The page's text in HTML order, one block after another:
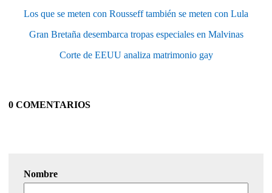
Los que se meten con Rousseff también se meten con Lula
Gran Bretaña desembarca tropas especiales en Malvinas
Corte de EEUU analiza matrimonio gay
0 COMENTARIOS
Nombre